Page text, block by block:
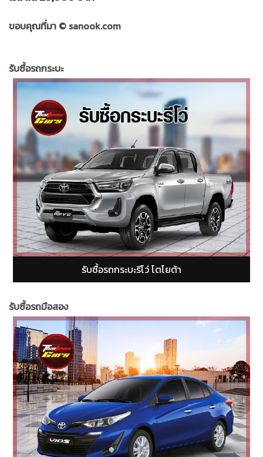
ขอบคุณที่มา © sanook.com
รับซื้อรถกระบะ
รับซื้อรถกระบะฟอร์ดเรนเจอร์ (Ford Ranger)
รับซื้อรถมือสอง